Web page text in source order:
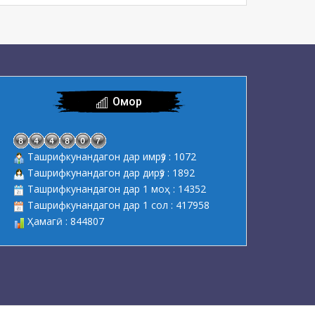
Омор
Ташрифкунандагон дар имрӯз : 1072
Ташрифкунандагон дар дирӯз : 1892
Ташрифкунандагон дар 1 моҳ : 14352
Ташрифкунандагон дар 1 сол : 417958
Ҳамагӣ : 844807